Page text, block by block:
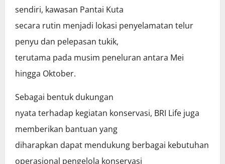
sendiri, kawasan Pantai Kuta
secara rutin menjadi lokasi penyelamatan telur
penyu dan pelepasan tukik,
terutama pada musim peneluran antara Mei
hingga Oktober.
Sebagai bentuk dukungan
nyata terhadap kegiatan konservasi, BRI Life juga
memberikan bantuan yang
diharapkan dapat mendukung berbagai kebutuhan
operasional pengelola konservasi